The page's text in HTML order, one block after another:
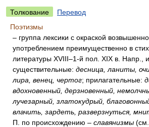
Толкование
Перевод
Поэтизмы
– группа лексики с окраской
употреблением преимущественно в
литературы XVIII–1-й пол. XIX в. Напр.,
существительные: десница, ланиты,
лира, венец, чертог; прилагательные:
вдохновенный, дерзновенный,
лучезарный, златокудрый,
влачить, зардеть, разверзнуться,
П. по происхождению – славянизмы